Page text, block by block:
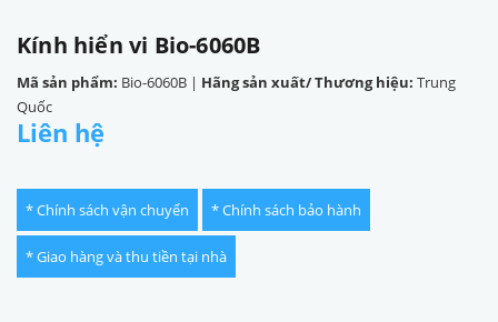
Kính hiển vi Bio-6060B
Mã sản phẩm: Bio-6060B | Hãng sản xuất/ Thương hiệu: Trung
Quốc
Liên hệ
* Chính sách vận chuyển * Chính sách bảo hành
* Giao hàng và thu tiền tại nhà